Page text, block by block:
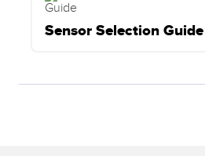
Sensor Selection Guide